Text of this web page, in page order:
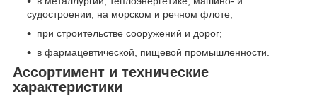
судостроении, на морском и речном флоте;
при строительстве сооружений и дорог;
в фармацевтической, пищевой промышленности.
Ассортимент и технические
характеристики